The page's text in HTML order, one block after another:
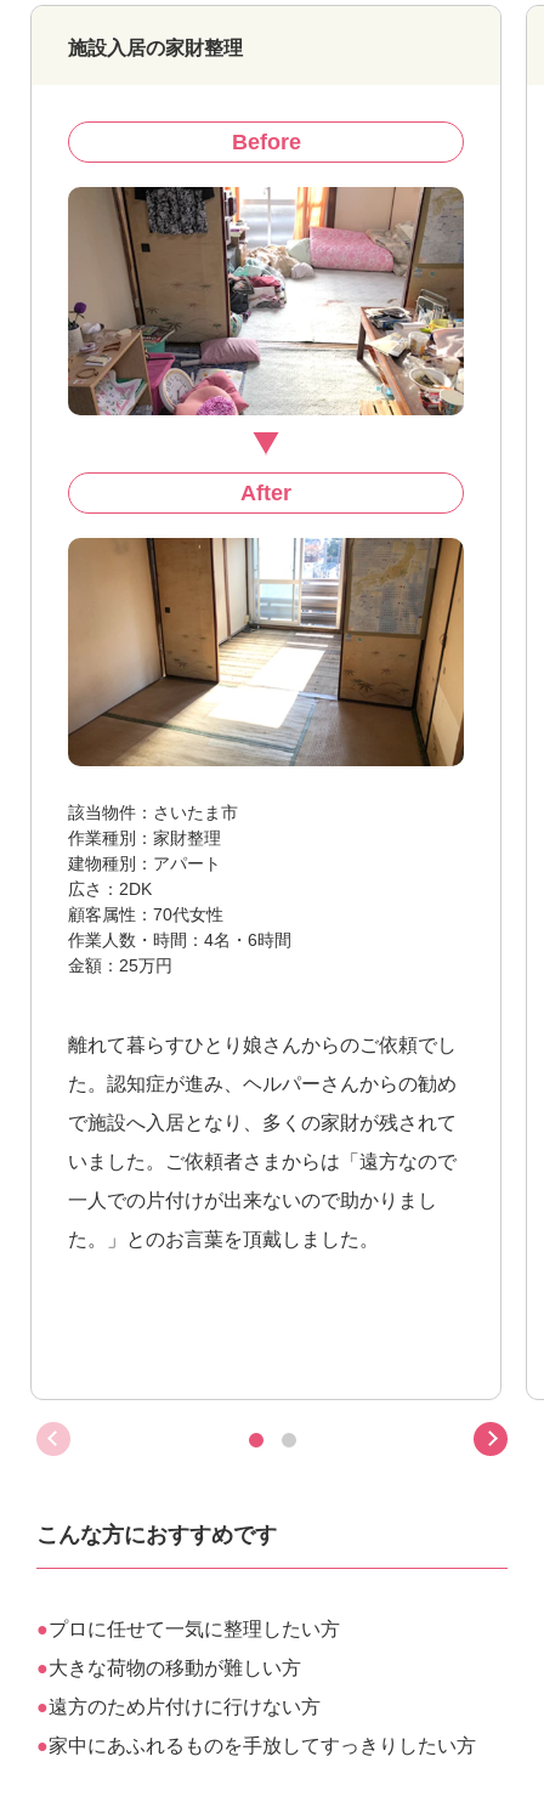
施設入居の家財整理
Before
After
該当物件
さいたま市
作業種別
家財整理
建物種別
アパート
広さ
2DK
顧客属性
70代女性
作業人数・時間
4名・6時間
金額
25万円
離れて暮らすひとり娘さんからのご依頼でし
た。認知症が進み、ヘルパーさんからの勧め
で施設へ入居となり、多くの家財が残されて
いました。ご依頼者さまからは「遠方なので
一人での片付けが出来ないので助かりまし
た。」とのお言葉を頂戴しました。
こんな方におすすめです
プロに任せて一気に整理したい方
大きな荷物の移動が難しい方
遠方のため片付けに行けない方
家中にあふれるものを手放してすっきりしたい方